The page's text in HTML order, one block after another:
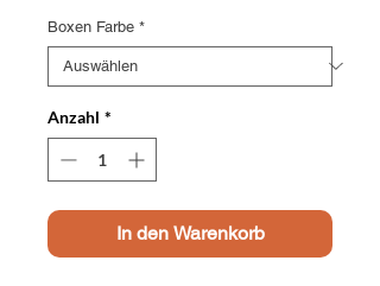
Boxen Farbe *
Anzahl *
In den Warenkorb